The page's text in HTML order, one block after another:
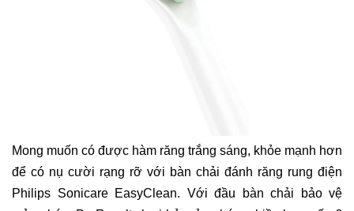
Mong muốn có được hàm răng trắng sáng, khỏe mạnh hơn
để có nụ cười rạng rỡ với bàn chải đánh răng rung điện
Philips Sonicare EasyClean. Với đầu bàn chải bảo vệ